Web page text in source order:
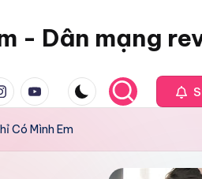
- Dân mạng
youtube.com
Có Mình Em